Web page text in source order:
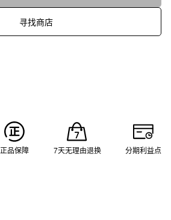
寻找商店
正品保障 7天无理由退换 分期利益点